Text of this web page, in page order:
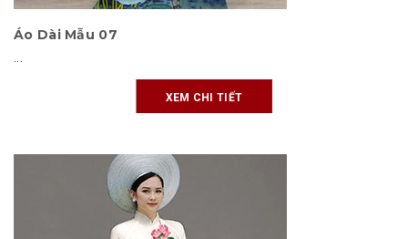
Áo Dài Mẫu 07
...
XEM CHI TIẾT